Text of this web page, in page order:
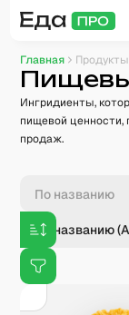
Главная Продукты
Ингридиенты,
пищевой ценности,
продаж.
По названию